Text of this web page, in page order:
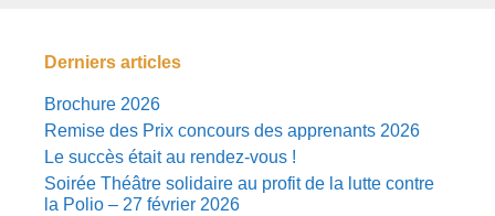
Derniers articles
Brochure 2026
Remise des Prix concours des apprenants 2026
Le succès était au rendez-vous !
Soirée Théâtre solidaire au profit de la lutte contre
la Polio – 27 février 2026